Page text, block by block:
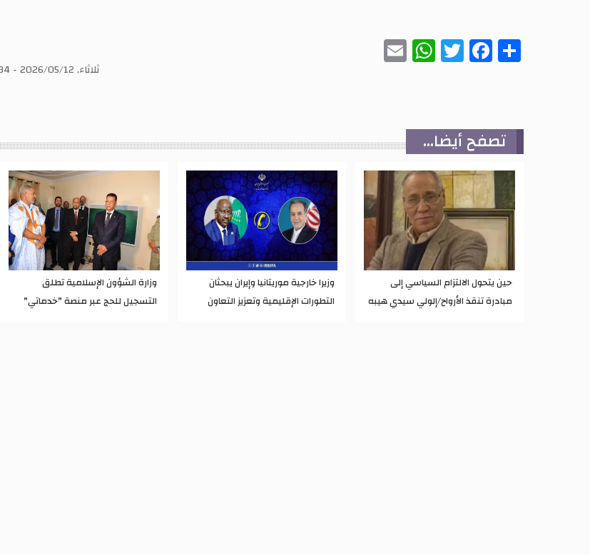
Share
Facebook
Twitter
WhatsApp ثلاثاء, 2026/05/12 - 19:34
تصفح أيضا...
حين يتحول الالتزام السياسي إلى
مبادرة تنقذ الأرواح/إلولي سيدي هيبه
وزيرا خارجية موريتانيا وإيران يبحثان
التطورات الإقليمية وتعزيز التعاون
وزارة الشؤون الإسلامية تطلق
التسجيل للحج عبر منصة "خدماتي"